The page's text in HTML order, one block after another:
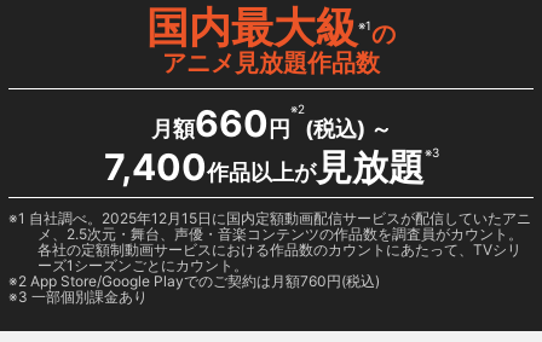
国内最大級※1の
アニメ見放題作品数
月額660 円
※2
(税込) ～
7,400作品以上が見放題※3
1 自社調べ。2025年12月15日に国内定額動画配信サービスが配信していたアニ
メ、2.5次元・舞台、声優・音楽コンテンツの作品数を調査員がカウント。
各社の定額制動画サービスにおける作品数のカウントにあたって、TVシリ
ーズ1シーズンごとにカウント。
2 App Store/Google Playでのご契約は月額760円(税込)
3 一部個別課金あり